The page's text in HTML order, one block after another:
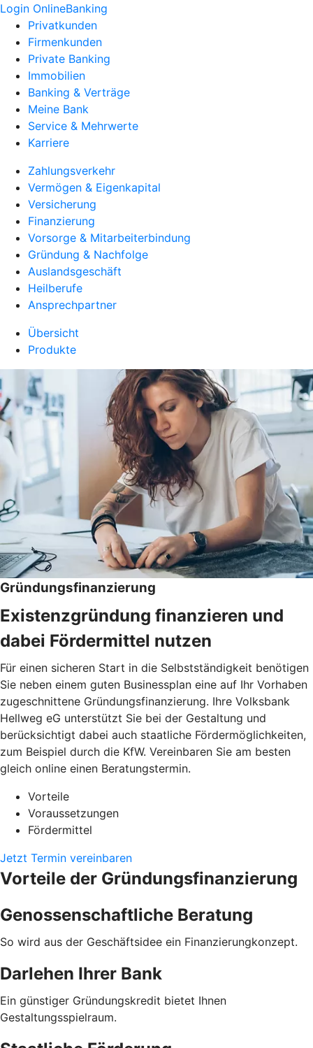
Login OnlineBanking
Privatkunden
Firmenkunden
Private Banking
Immobilien
Banking & Verträge
Meine Bank
Service & Mehrwerte
Karriere
Zahlungsverkehr
Vermögen & Eigenkapital
Versicherung
Finanzierung
Vorsorge & Mitarbeiterbindung
Gründung & Nachfolge
Auslandsgeschäft
Heilberufe
Ansprechpartner
Übersicht
Produkte
Gründungsfinanzierung
Existenzgründung finanzieren und
dabei Fördermittel nutzen
Für einen sicheren Start in die Selbstständigkeit benötigen
Sie neben einem guten Businessplan eine auf Ihr Vorhaben
zugeschnittene Gründungsfinanzierung. Ihre Volksbank
Hellweg eG unterstützt Sie bei der Gestaltung und
berücksichtigt dabei auch staatliche Fördermöglichkeiten,
zum Beispiel durch die KfW. Vereinbaren Sie am besten
gleich online einen Beratungstermin.
Vorteile
Voraussetzungen
Fördermittel
Jetzt Termin vereinbaren
Vorteile der Gründungsfinanzierung
Genossenschaftliche Beratung
So wird aus der Geschäftsidee ein Finanzierungkonzept.
Darlehen Ihrer Bank
Ein günstiger Gründungskredit bietet Ihnen
Gestaltungsspielraum.